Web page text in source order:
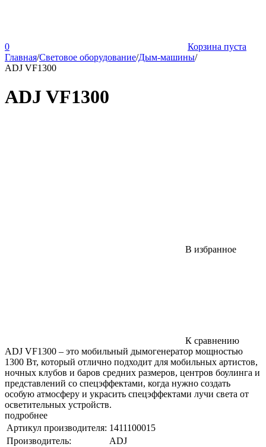
0
Корзина пуста
Главная/Световое оборудование/Дым-машины/
ADJ VF1300
ADJ VF1300
В избранное
К сравнению
ADJ VF1300 – это мобильный дымогенератор мощностью
1300 Вт, который отлично подходит для мобильных артистов,
ночных клубов и баров средних размеров, центров боулинга и
представлений со спецэффектами, когда нужно создать
особую атмосферу и украсить спецэффектами лучи света от
осветительных устройств.
подробнее
Артикул производителя: 1411100015
Производитель:
ADJ